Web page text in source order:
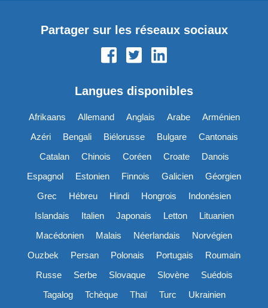
Partager sur les réseaux sociaux
Langues disponibles
Afrikaans Allemand Anglais Arabe
Arménien
Azéri
Bengali Biélorusse Bulgare
Cantonais
Catalan
Chinois Coréen Croate
Danois
Espagnol
Estonien Finnois Galicien
Géorgien
Grec
Hébreu Hindi Hongrois
Indonésien
Islandais
Italien Japonais Letton
Lituanien
Macédonien
Malais Néerlandais
Norvégien
Ouzbek
Persan Polonais Portugais
Roumain
Russe
Serbe Slovaque Slovène
Suédois
Tagalog
Tchèque Thaï Turc
Ukrainien